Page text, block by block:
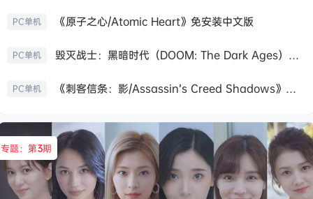
PC单机 《原子之心/Atomic Heart》免安装中文版
PC单机 毁灭战士：黑暗时代（DOOM: The Dark Ages）免安装中文版
PC单机 《刺客信条：影/Assassin’s Creed Shadows》免安装版，非虚拟机
专题：第3期